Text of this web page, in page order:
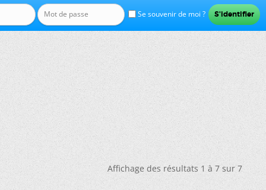
Se souvenir de moi ?
Affichage des résultats 1 à 7 sur 7